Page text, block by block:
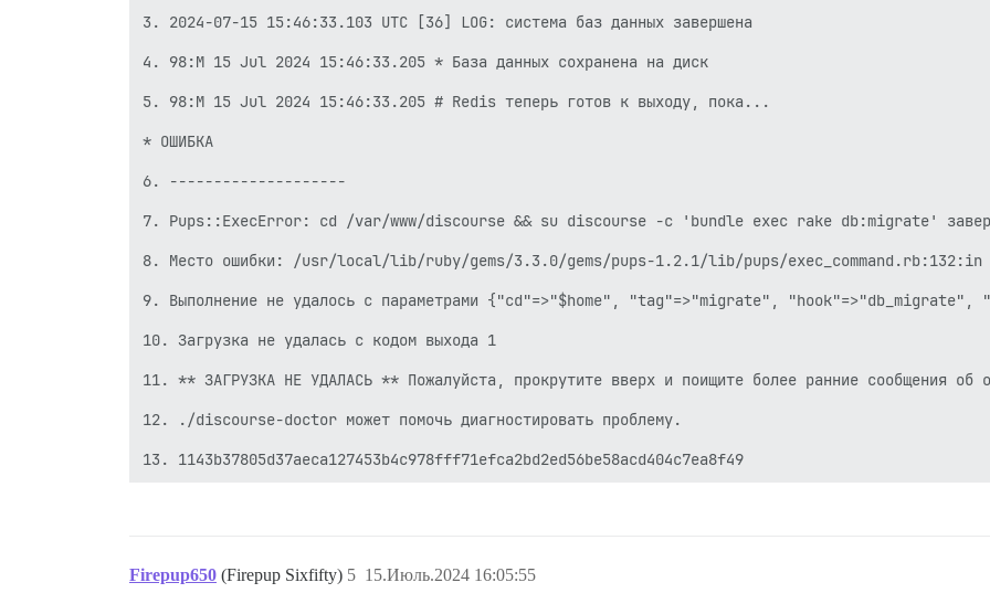
3. 2024-07-15 15:46:33.103 UTC [36] LOG: система баз данных завершена
4. 98:M 15 Jul 2024 15:46:33.205 * База данных сохранена на диск
5. 98:M 15 Jul 2024 15:46:33.205 # Redis теперь готов к выходу, пока...
* ОШИБКА
6. --------------------
7. Pups::ExecError: cd /var/www/discourse && su discourse -c 'bundle exec rake db:migrate'
8. Место ошибки: /usr/local/lib/ruby/gems/3.3.0/gems/pups-1.2.1/lib/pups/exec_command.rb:132:in
9. Выполнение не удалось с параметрами {"cd"=>"$home", "tag"=>"migrate",
10. Загрузка не удалась с кодом выхода 1
11. ** ЗАГРУЗКА НЕ УДАЛАСЬ ** Пожалуйста, прокрутите вверх и поищите более ранние сообщения об
12. ./discourse-doctor может помочь диагностировать проблему.
Firepup650 (Firepup Sixfifty) 15.Июль.2024 16:05:55
5